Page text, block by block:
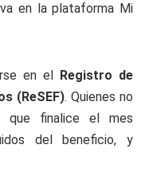
en la plataforma Mi
en el Registro de
(ReSEF). Quienes no
que finalice el mes
del beneficio, y